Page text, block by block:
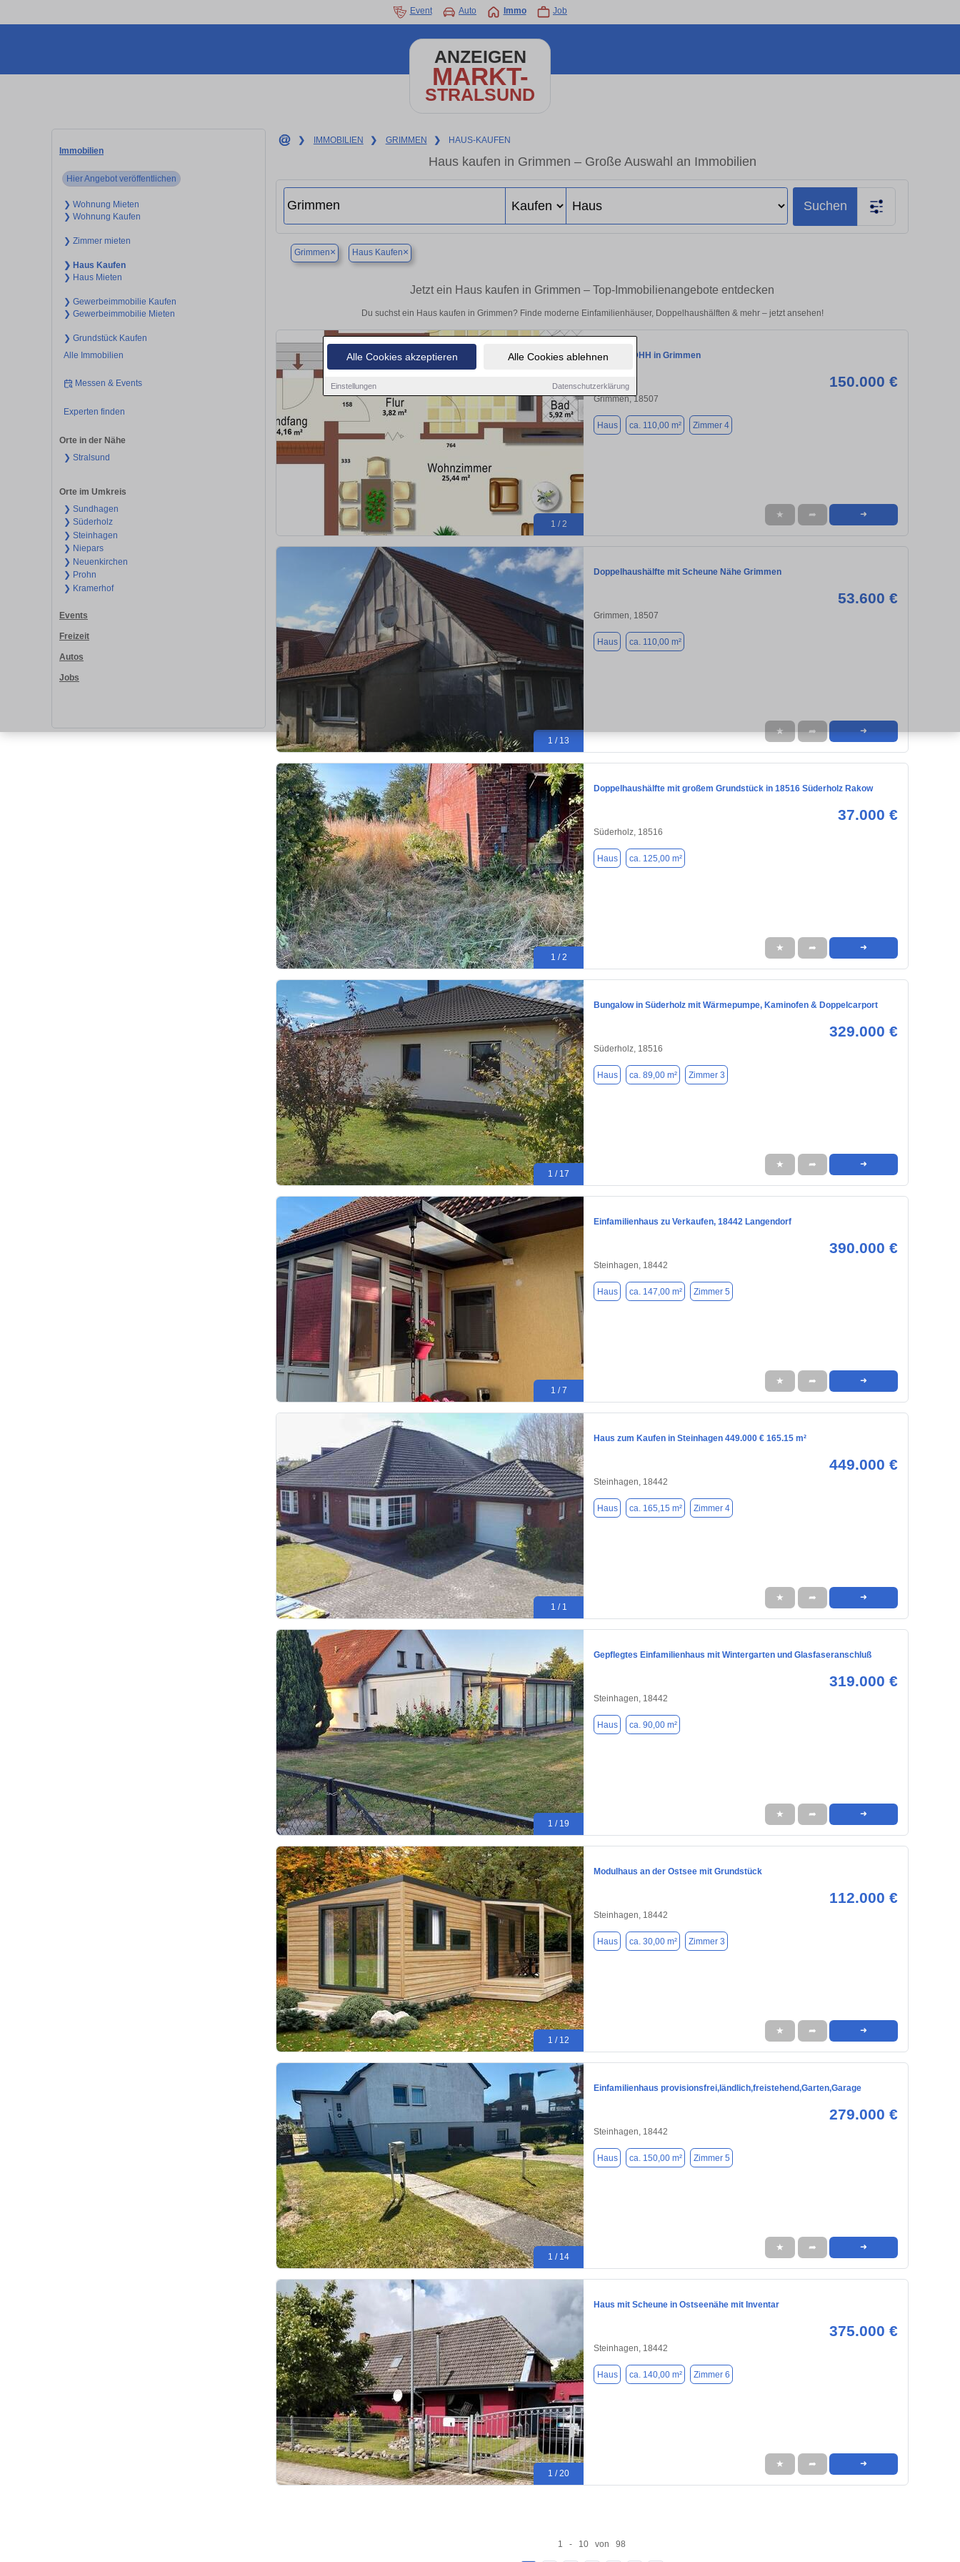
Alle Cookies akzeptieren Alle Cookies ablehnen
Einstellungen Datenschutzerklärung
Event Auto Immo Job
ANZEIGEN
MARKT-
STRALSUND
Immobilien
Hier Angebot veröffentlichen
❯ Wohnung Mieten
❯ Wohnung Kaufen
❯ Zimmer mieten
❯ Haus Kaufen
❯ Haus Mieten
❯ Gewerbeimmobilie Kaufen
❯ Gewerbeimmobilie Mieten
❯ Grundstück Kaufen
Alle Immobilien
Messen & Events
Experten finden
Orte in der Nähe
❯ Stralsund
Orte im Umkreis
❯ Sundhagen
❯ Süderholz
❯ Steinhagen
❯ Niepars
❯ Neuenkirchen
❯ Prohn
❯ Kramerhof
Events
Freizeit
Autos
Jobs
❯ IMMOBILIEN ❯ GRIMMEN ❯ HAUS-KAUFEN
Haus kaufen in Grimmen – Große Auswahl an Immobilien
Suchen
Grimmen× Haus Kaufen×
Jetzt ein Haus kaufen in Grimmen – Top-Immobilienangebote entdecken
Du suchst ein Haus kaufen in Grimmen? Finde moderne Einfamilienhäuser, Doppelhaushälften & mehr – jetzt ansehen!
1 / 2
verkaufe DHH in Grimmen
150.000 €
Grimmen, 18507
Haus ca. 110,00 m² Zimmer 4
★ ➦ ➜
1 / 13
Doppelhaushälfte mit Scheune Nähe Grimmen
53.600 €
Grimmen, 18507
Haus ca. 110,00 m²
★ ➦ ➜
1 / 2
Doppelhaushälfte mit großem Grundstück in 18516 Süderholz Rakow
37.000 €
Süderholz, 18516
Haus ca. 125,00 m²
★ ➦ ➜
1 / 17
Bungalow in Süderholz mit Wärmepumpe, Kaminofen & Doppelcarport
329.000 €
Süderholz, 18516
Haus ca. 89,00 m² Zimmer 3
★ ➦ ➜
1 / 7
Einfamilienhaus zu Verkaufen, 18442 Langendorf
390.000 €
Steinhagen, 18442
Haus ca. 147,00 m² Zimmer 5
★ ➦ ➜
1 / 1
Haus zum Kaufen in Steinhagen 449.000 € 165.15 m²
449.000 €
Steinhagen, 18442
Haus ca. 165,15 m² Zimmer 4
★ ➦ ➜
1 / 19
Gepflegtes Einfamilienhaus mit Wintergarten und Glasfaseranschluß
319.000 €
Steinhagen, 18442
Haus ca. 90,00 m²
★ ➦ ➜
1 / 12
Modulhaus an der Ostsee mit Grundstück
112.000 €
Steinhagen, 18442
Haus ca. 30,00 m² Zimmer 3
★ ➦ ➜
1 / 14
Einfamilienhaus provisionsfrei,ländlich,freistehend,Garten,Garage
279.000 €
Steinhagen, 18442
Haus ca. 150,00 m² Zimmer 5
★ ➦ ➜
1 / 20
Haus mit Scheune in Ostseenähe mit Inventar
375.000 €
Steinhagen, 18442
Haus ca. 140,00 m² Zimmer 6
★ ➦ ➜
1 - 10 von 98